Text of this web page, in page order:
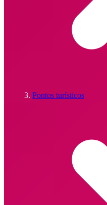
Pontos turísticos